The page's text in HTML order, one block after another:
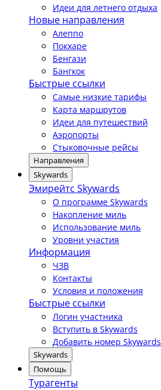
Идеи для летнего отдыха
Новые направления
Алеппо
Покхаре
Бенгази
Бангкок
Быстрые ссылки
Самые низкие тарифы
Карта маршрутов
Идеи для путешествий
Аэропорты
Стыковочные рейсы
Направления
Skywards
Эмирейтс Skywards
О программе Skywards
Накопление миль
Использование миль
Уровни участия
Информация
ЧЗВ
Контакты
Условия и положения
Быстрые ссылки
Логин участника
Вступить в Skywards
Добавить номер Skywards
Skywards
Помощь
Турагенты